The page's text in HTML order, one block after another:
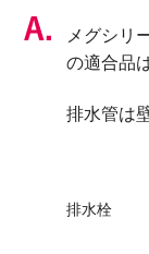
メグシリ
の適合品
排水管は
排水栓